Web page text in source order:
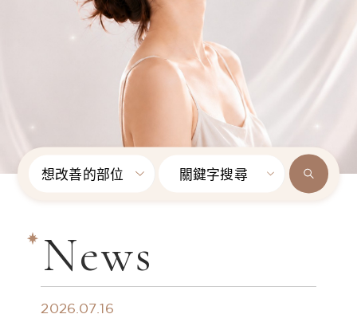
想改善的部位 關鍵字搜尋
News
2026.07.16